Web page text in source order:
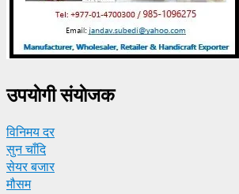
उपयाेगी संयाेजक
विनिमय दर
सुन चाँदि
सेयर बजार
मौसम